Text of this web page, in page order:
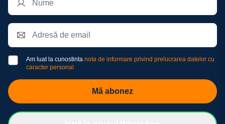
Am luat la cunostinta nota de informare privind prelucrarea datelor cu
caracter personal
Mă abonez